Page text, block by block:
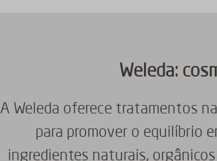
Weleda:
A Weleda oferece tratamentos
para promover o equilíbrio
ingredientes naturais,